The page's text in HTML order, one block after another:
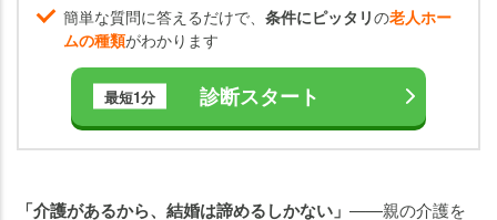
簡単な質問に答えるだけで、 条件にピッタリの老人ホー
ムの種類がわかります
最短1分 診断スタート
「介護があるから、結婚は諦めるしかない」 ——親の介護を
要は
な
い！
親